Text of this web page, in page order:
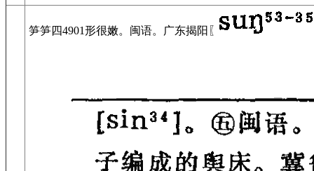
笋笋四4901形很嫩。 闽语。 广东揭阳〖